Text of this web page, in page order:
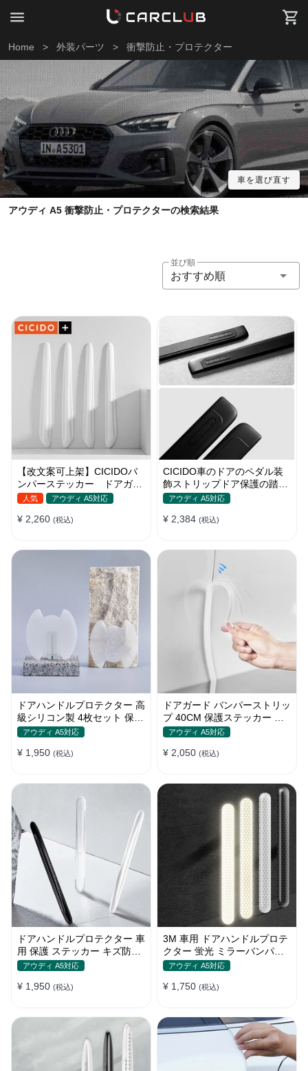
Home > 外装パーツ > 衝撃防止・プロテクター
車を選び直す
アウディ A5 衝撃防止・プロテクターの検索結果
並び順
おすすめ順
【改文案可上架】CICIDOバ
ンパーステッカー ドアガー
ド 衝突防止プロテクター 耐
人気 アウディ A5対応
¥ 2,260 (税込)
CICIDO車のドアのペダル装
飾ストリップドア保護の踏み
つけ防止
アウディ A5対応
¥ 2,384 (税込)
ドアハンドルプロテクター 高
級シリコン製 4枚セット 保護
フィルム キズ防止 全車種
アウディ A5対応
¥ 1,950 (税込)
ドアガード バンパーストリッ
プ 40CM 保護ステッカー キ
ズ防止 プロテクターシール
アウディ A5対応
¥ 2,050 (税込)
ドアハンドルプロテクター 車
用 保護 ステッカー キズ防止
高品質TPU製 4枚セット
アウディ A5対応
¥ 1,950 (税込)
3M 車用 ドアハンドルプロテ
クター 蛍光 ミラーバンパー
反射ステッカー 保護フィルム
アウディ A5対応
¥ 1,750 (税込)